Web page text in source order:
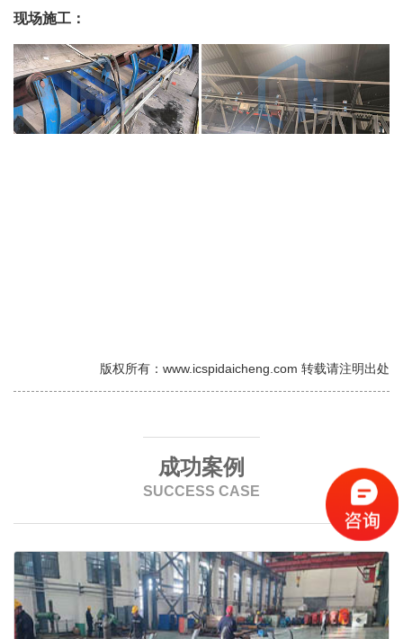
现场施工：
版权所有：www.icspidaicheng.com 转载请注明出处
成功案例
SUCCESS CASE